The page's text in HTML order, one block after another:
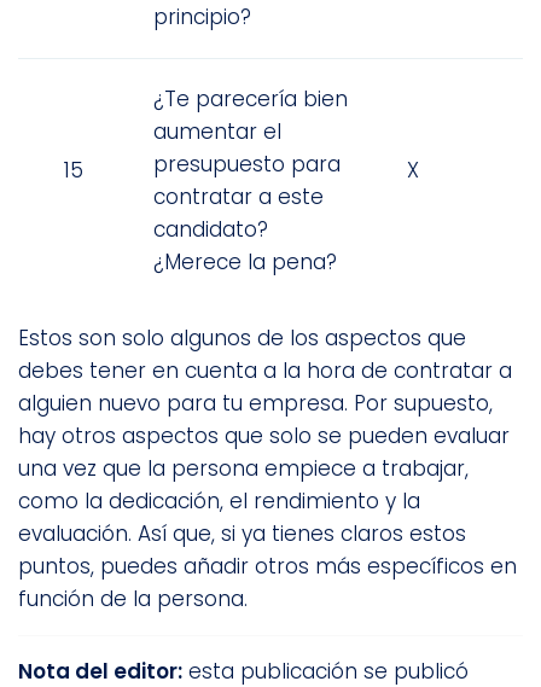
principio?
15
¿Te parecería bien
aumentar el
presupuesto para
contratar a este
candidato?
¿Merece la pena?
X
Estos son solo algunos de los aspectos que
debes tener en cuenta a la hora de contratar a
alguien nuevo para tu empresa. Por supuesto,
hay otros aspectos que solo se pueden evaluar
una vez que la persona empiece a trabajar,
como la dedicación, el rendimiento y la
evaluación. Así que, si ya tienes claros estos
puntos, puedes añadir otros más específicos en
función de la persona.
Nota del editor: esta publicación se publicó